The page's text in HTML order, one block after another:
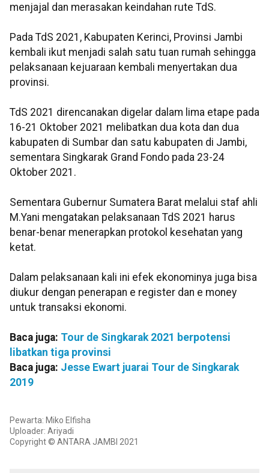
menjajal dan merasakan keindahan rute TdS.
Pada TdS 2021, Kabupaten Kerinci, Provinsi Jambi
kembali ikut menjadi salah satu tuan rumah sehingga
pelaksanaan kejuaraan kembali menyertakan dua
provinsi.
TdS 2021 direncanakan digelar dalam lima etape pada
16-21 Oktober 2021 melibatkan dua kota dan dua
kabupaten di Sumbar dan satu kabupaten di Jambi,
sementara Singkarak Grand Fondo pada 23-24
Oktober 2021.
Sementara Gubernur Sumatera Barat melalui staf ahli
M.Yani mengatakan pelaksanaan TdS 2021 harus
benar-benar menerapkan protokol kesehatan yang
ketat.
Dalam pelaksanaan kali ini efek ekonominya juga bisa
diukur dengan penerapan e register dan e money
untuk transaksi ekonomi.
Baca juga: Tour de Singkarak 2021 berpotensi
libatkan tiga provinsi
Baca juga: Jesse Ewart juarai Tour de Singkarak
2019
Pewarta: Miko Elfisha
Uploader: Ariyadi
Copyright © ANTARA JAMBI 2021